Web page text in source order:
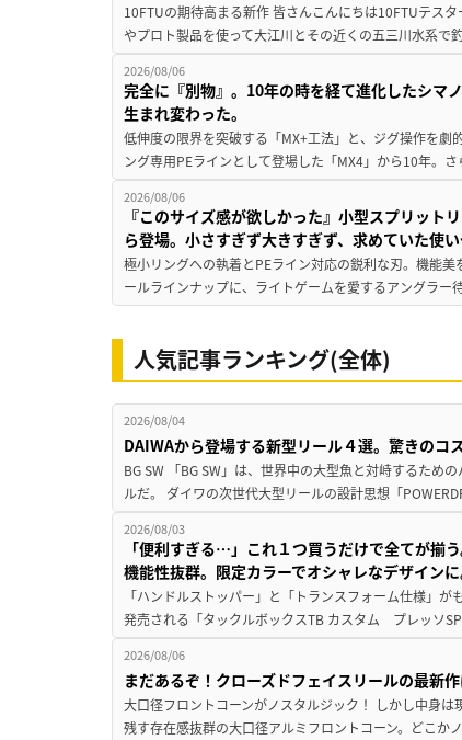
10FTUの期待高まる新作 皆さんこんにちは10FTUテス
やプロト製品を使って大江川とその近くの五三川水系
2026/08/06
完全に『別物』。10年の時を経て進化したシマ
生まれ変わった。
低伸度の限界を突破する「MX+工法」と、ジグ操作を
ング専用PEラインとして登場した「MX4」から10年。
2026/08/06
『このサイズ感が欲しかった』小型スプリット
ら登場。小さすぎず大きすぎず、求めていた使い
極小リングへの執着とPEライン対応の鋭利な刃。機能
ールラインナップに、ライトゲームを愛するアングラ
人気記事ランキング(全体)
2026/08/04
DAIWAから登場する新型リール４選。驚きのコ
BG SW 「BG SW」は、世界中の大型魚と対峙するため
ルだ。 ダイワの次世代大型リールの設計思想「
2026/08/03
「便利すぎる…」これ１つ買うだけで全てが揃
機能性抜群。限定カラーでオシャレなデザインに
「ハンドルストッパー」と「トランスフォーム仕様」
発売される「タックルボックスTB カスタム プレッソ
2026/08/06
まだあるぞ！クローズドフェイスリールの最新
大口径フロントコーンがノスタルジック！ しかし中身
残す存在感抜群の大口径アルミフロントコーン。どこか